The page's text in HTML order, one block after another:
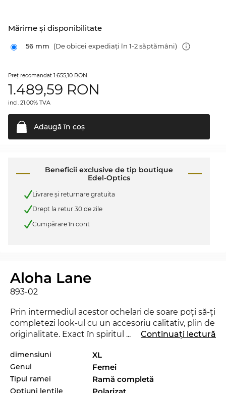
Mărime şi disponibilitate
56 mm (De obicei expediați în 1-2 săptămâni)
Preţ recomandat 1.655,10 RON
1.489,59 RON
incl. 21.00% TVA
Adaugă în coş
Beneficii exclusive de tip boutique
Edel-Optics
Livrare şi returnare gratuita
Drept la retur 30 de zile
Cumpărare în cont
Aloha Lane
893-02
Prin intermediul acestor ochelari de soare poţi să-ţi
completezi look-ul cu un accesoriu calitativ, plin de
originalitate. Exact în spiritul motto-ului Edel-
aproape de staruri decât ai crede şi vei reuşi să
trezeşti uimirea în orice situaţie. Cu acest nou
model de la
Maui Jimpoţi demonstra că eşti un
„trend-setter“ veritabil. Chiar şi în sezonul actual,
... Continuați lectură
dimensiuni XL
Genul Femei
Tipul ramei Ramă completă
Opțiuni lentile Polarizat